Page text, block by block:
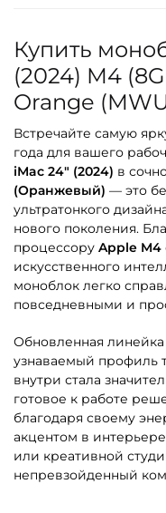
Купить
(2024) M4
Orange
Встречайте самую
года для вашего
iMac 24″ (2024) в
(Оранжевый) — это
ультратонкого
нового поколения.
процессору Apple M4
искусственного
моноблок легко
повседневными и
Обновленная
узнаваемый профиль
внутри стала
готовое к работе
благодаря своему
акцентом в
или креативной
непревзойденный